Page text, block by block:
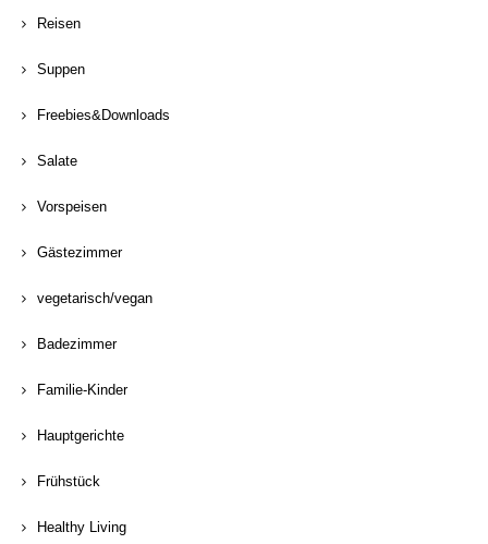
Reisen
Suppen
Freebies&Downloads
Salate
Vorspeisen
Gästezimmer
vegetarisch/vegan
Badezimmer
Familie-Kinder
Hauptgerichte
Frühstück
Healthy Living